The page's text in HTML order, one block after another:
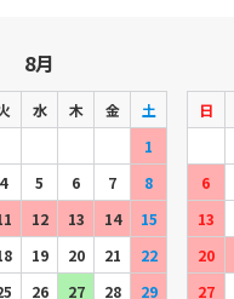
8月
水 木 金
土
1
4
5 6 7
8
12 13 14
15
19 20 21
22
26 27 28 29
日
6
13
20
27